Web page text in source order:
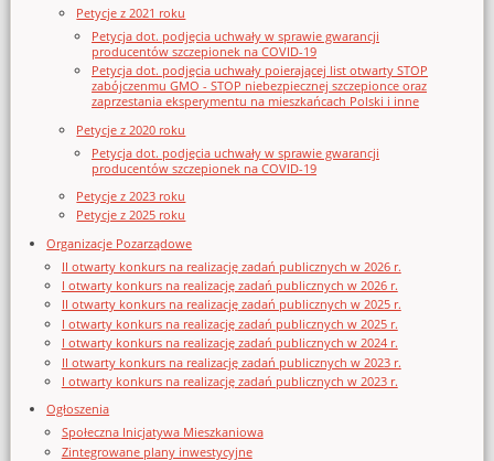
Petycje z 2021 roku
Petycja dot. podjęcia uchwały w sprawie gwarancji
producentów szczepionek na COVID-19
Petycja dot. podjęcia uchwały poierającej list otwarty STOP
zabójczenmu GMO - STOP niebezpiecznej szczepionce oraz
zaprzestania eksperymentu na mieszkańcach Polski i inne
Petycje z 2020 roku
Petycja dot. podjęcia uchwały w sprawie gwarancji
producentów szczepionek na COVID-19
Petycje z 2023 roku
Petycje z 2025 roku
Organizacje Pozarządowe
II otwarty konkurs na realizację zadań publicznych w 2026 r.
I otwarty konkurs na realizację zadań publicznych w 2026 r.
II otwarty konkurs na realizację zadań publicznych w 2025 r.
I otwarty konkurs na realizację zadań publicznych w 2025 r.
I otwarty konkurs na realizację zadań publicznych w 2024 r.
II otwarty konkurs na realizację zadań publicznych w 2023 r.
I otwarty konkurs na realizację zadań publicznych w 2023 r.
Ogłoszenia
Społeczna Inicjatywa Mieszkaniowa
Zintegrowane plany inwestycyjne